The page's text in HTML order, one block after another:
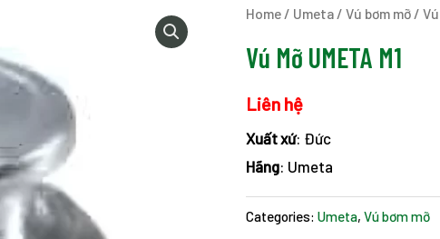
Home/ Umeta/ Vú bơm mỡ/ Vú
Vú Mỡ UMETA M1
Liên hệ
Xuất xứ: Đức
Hãng: Umeta
Categories: Umeta, Vú bơm mỡ